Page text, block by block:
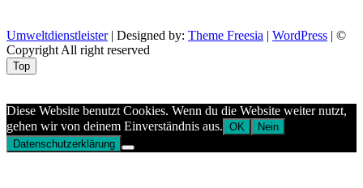
Umweltdienstleister| Designed by: Theme Freesia | WordPress | ©
Copyright All right reserved
Top
Diese Website benutzt Cookies. Wenn du die Website weiter nutzt,
gehen wir von deinem Einverständnis aus. OK
Nein
Datenschutzerklärung